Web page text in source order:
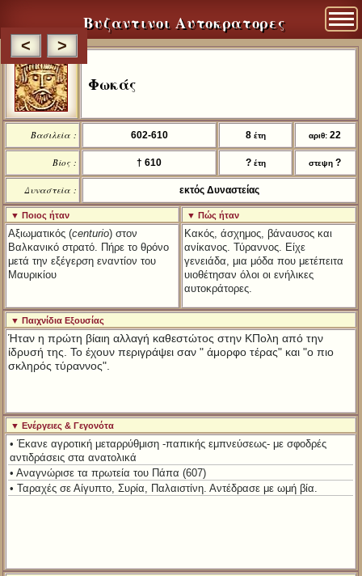
< >
Βυζαντινοι Αυτοκρατορες
Φωκάς
Βασιλεία : 602-610 8 έτη αριθ:22
Βίος : † 610 ? έτη στεψη?
Δυναστεία : εκτός Δυναστείας
▼ Ποιος ήταν ▼ Πώς ήταν
Αξιωματικός (centurio) στον
Βαλκανικό στρατό. Πήρε το θρόνο
μετά την εξέγερση εναντίον του
Μαυρικίου
Κακός, άσχημος, βάναυσος και
ανίκανος. Τύραννος. Είχε
γενειάδα, μια μόδα που μετέπειτα
υιοθέτησαν όλοι οι ενήλικες
αυτοκράτορες.
▼ Παιχνίδια Εξουσίας
Ήταν η πρώτη βίαιη αλλαγή καθεστώτος στην ΚΠολη από την
ίδρυσή της. Το έχουν περιγράψει σαν " άμορφο τέρας" και "ο πιο
σκληρός τύραννος".
▼ Ενέργειες & Γεγονότα
• Έκανε αγροτική μεταρρύθμιση -παπικής εμπνεύσεως- με σφοδρές
αντιδράσεις στα ανατολικά
• Αναγνώρισε τα πρωτεία του Πάπα (607)
• Ταραχές σε Αίγυπτο, Συρία, Παλαιστίνη. Αντέδρασε με ωμή βία.